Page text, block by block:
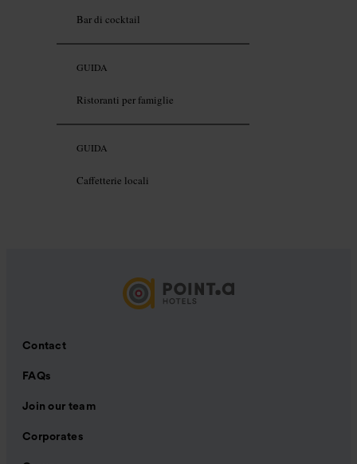
Bar di cocktail
GUIDA
Ristoranti per famiglie
GUIDA
Caffetterie locali
Contact
FAQs
Join our team
Corporates